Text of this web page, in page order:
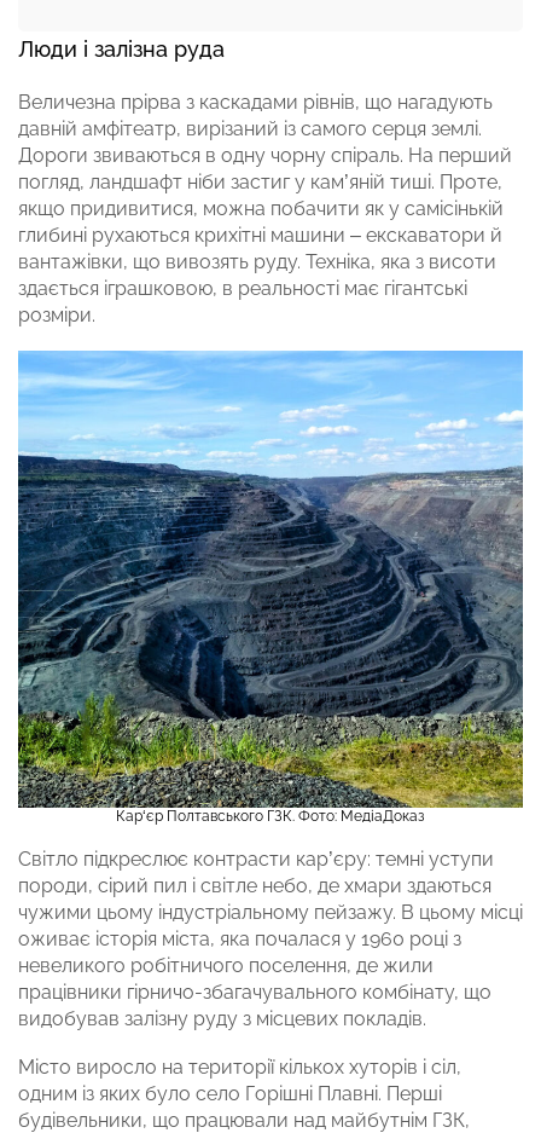
Люди і залізна руда
Величезна прірва з каскадами рівнів, що нагадують
давній амфітеатр, вирізаний із самого серця землі.
Дороги звиваються в одну чорну спіраль. На перший
погляд, ландшафт ніби застиг у кам’яній тиші. Проте,
якщо придивитися, можна побачити як у самісінькій
глибині рухаються крихітні машини – екскаватори й
вантажівки, що вивозять руду. Техніка, яка з висоти
здається іграшковою, в реальності має гігантські
розміри.
Кар‘єр Полтавського ГЗК. Фото: МедіаДоказ
Світло підкреслює контрасти кар’єру: темні уступи
породи, сірий пил і світле небо, де хмари здаються
чужими цьому індустріальному пейзажу. В цьому місці
оживає історія міста, яка почалася у 1960 році з
невеликого робітничого поселення, де жили
працівники гірничо-збагачувального комбінату, що
видобував залізну руду з місцевих покладів.
Місто виросло на території кількох хуторів і сіл,
одним із яких було село Горішні Плавні. Перші
будівельники, що працювали над майбутнім ГЗК,